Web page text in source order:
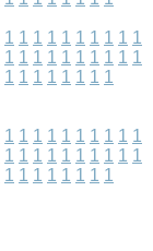
1 1 1 1 1 1 1 1 1 1
1 1 1 1 1 1 1 1 1 1
1 1 1 1 1 1 1 1
1 1 1 1 1 1 1 1 1 1
1 1 1 1 1 1 1 1 1 1
1 1 1 1 1 1 1 1